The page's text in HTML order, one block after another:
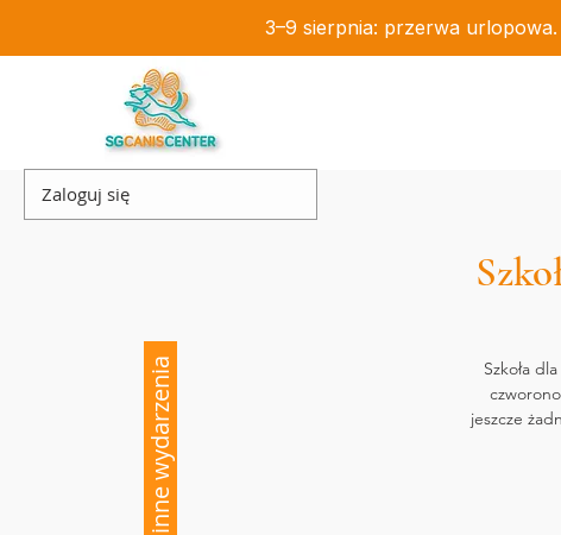
Zaloguj się
3–9 sierpnia: przerwa
Szkoła
jeszcze
inne wydarzenia